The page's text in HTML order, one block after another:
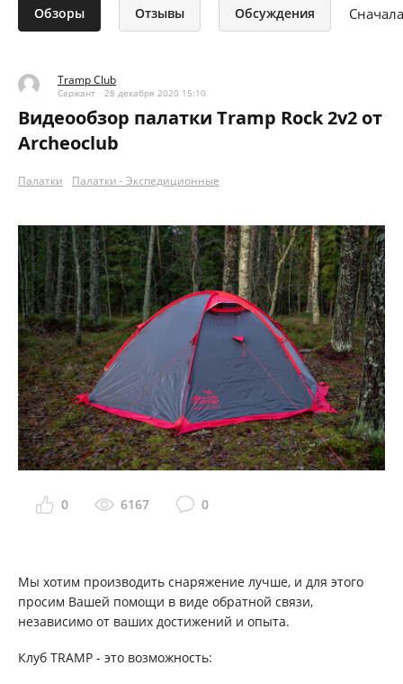
Обзоры Отзывы Обсуждения
Tramp Club
Сержант 28 декабря 2020 15:10
Видеообзор палатки Trаmp Rock 2v2 от
Archeoclub
Палатки Палатки - Экспедиционные
0 6167 0
Мы хотим производить снаряжение лучше, и для этого
просим Вашей помощи в виде обратной связи,
независимо от ваших достижений и опыта.
Клуб TRAMP - это возможность: